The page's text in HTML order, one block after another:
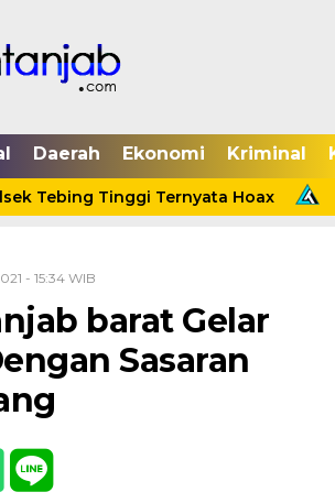
Daerah Ekonomi Kriminal
Tebing Tinggi Ternyata Hoax
- 15:34 WIB
barat Gelar
Sasaran